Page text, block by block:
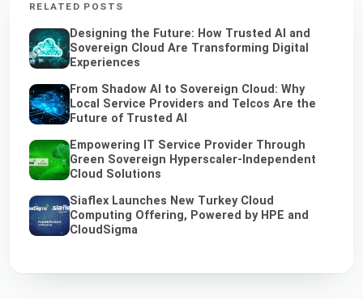
RELATED POSTS
Designing the Future: How Trusted AI and
Sovereign Cloud Are Transforming Digital
Experiences
From Shadow AI to Sovereign Cloud: Why
Local Service Providers and Telcos Are the
Future of Trusted AI
Empowering IT Service Provider Through
Green Sovereign Hyperscaler-Independent
Cloud Solutions
Siaflex Launches New Turkey Cloud
Computing Offering, Powered by HPE and
CloudSigma